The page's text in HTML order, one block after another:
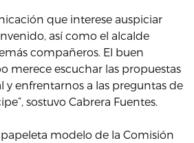
que interese auspiciar
así como el alcalde
compañeros. El buen
merece escuchar las propuestas
y enfrentarnos a las preguntas de
sostuvo Cabrera Fuentes.
modelo de la Comisión